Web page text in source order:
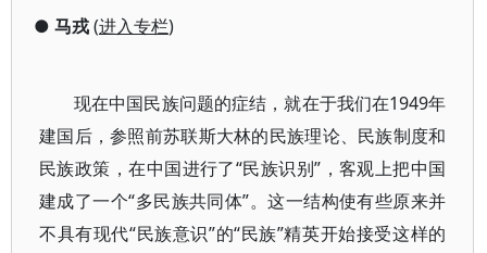
● 马戎(进入专栏)
现在中国民族问题的症结，就在于我们在1949年
建国后，参照前苏联斯大林的民族理论、民族制度和
民族政策，在中国进行了“民族识别”，客观上把中国
建成了一个“多民族共同体”。这一结构使有些原来并
不具有现代“民族意识”的“民族”精英开始接受这样的